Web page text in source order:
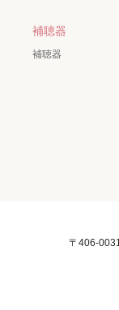
補聴器
補聴器
〒406-